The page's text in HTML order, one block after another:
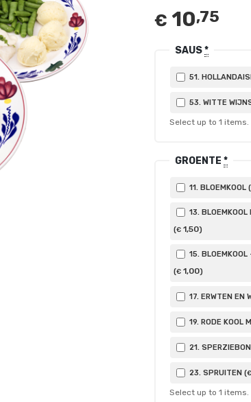
€ 10,75
SAUS*
51.
53. WITTE
Select up to 1 items.
GROENTE *
11. BLOEMKOOL (
13.
(€ 1,50)
15. BLOEMKOOL
(€ 1,00)
17. ERWTEN EN
19. RODE KOOL
21.
23. SPRUITEN (€
Select up to 1 items.